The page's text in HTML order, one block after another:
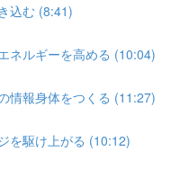
込む (8:41)
ネルギーを高める (10:04)
情報身体をつくる (11:27)
を駆け上がる (10:12)